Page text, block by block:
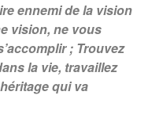
ennemi de la vision
vision, ne vous
; Trouvez
la vie, travaillez
qui va